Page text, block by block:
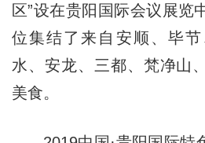
区”设在贵阳国际会议展览
位集结了来自安顺、毕
水、安龙、三都、梵净山
美食。